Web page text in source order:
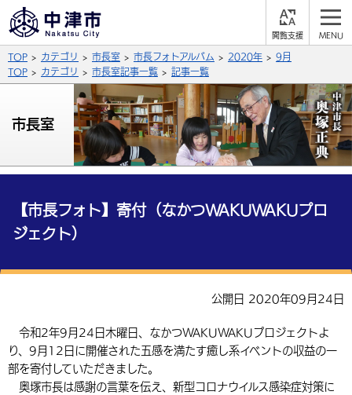
支
背景色
青 白
文字の大きさ
拡大 標準 縮小
英語（English） 中国語（簡体字）
中国語（繁体字） 韓国語（한국어）
公式SNS
X (Twitter) YouTube
サイト内検索
総合メニュー
くらしの情報
届出・登録・証明 保険・年金
健康・予防
税金 住宅・インフラ
環境・衛生
事業者の方へ
産業・雇用
農林水産業 税金
都市整備
施設情報 子どもを預ける
手当・助成
観光・移住
観光なび
市政情報
TOP カテゴリ 市長室 市長フォトアルバム 2020年
9月
TOP
カテゴリ 市長室記事一覧 記事一覧
市長室
【市長フォト】寄付（なかつWAKUWAKUプロ
ジェクト）
公開日 2020年09月24日
令和2年9月24日木曜日、なかつWAKUWAKUプロジェクトよ
り、9月12日に開催された五感を満たす癒し系イベントの収益の一
部を寄付していただきました。
奥塚市長は感謝の言葉を伝え、新型コロナウイルス感染症対策に